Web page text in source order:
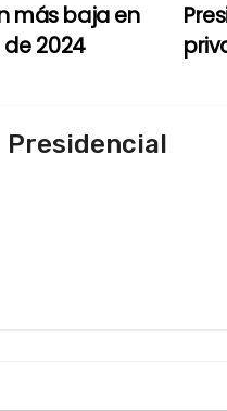
más baja en
2024
Presidencial